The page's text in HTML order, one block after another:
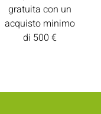
gratuita con un
acquisto minimo
di 500 €